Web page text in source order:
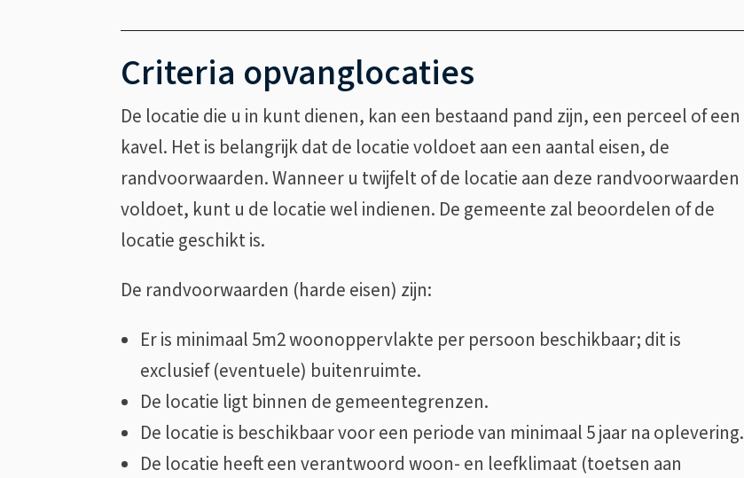
Criteria opvanglocaties
De locatie die u in kunt dienen, kan een bestaand pand zijn, een perceel of een
kavel. Het is belangrijk dat de locatie voldoet aan een aantal eisen, de
randvoorwaarden. Wanneer u twijfelt of de locatie aan deze randvoorwaarden
voldoet, kunt u de locatie wel indienen. De gemeente zal beoordelen of de
locatie geschikt is.
De randvoorwaarden (harde eisen) zijn:
Er is minimaal 5m2 woonoppervlakte per persoon beschikbaar; dit is
exclusief (eventuele) buitenruimte.
De locatie ligt binnen de gemeentegrenzen.
De locatie is beschikbaar voor een periode van minimaal 5 jaar na oplevering.
De locatie heeft een verantwoord woon- en leefklimaat (toetsen aan